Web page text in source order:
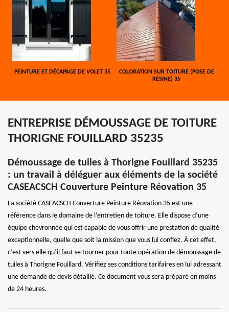
PEINTURE ET DÉCAPAGE DE VOLET 35
COLORATION SUR TOITURE (POSE DE
RÉSINE) 35
ENTREPRISE DÉMOUSSAGE DE TOITURE
THORIGNE FOUILLARD 35235
Démoussage de tuiles à Thorigne Fouillard 35235
: un travail à déléguer aux éléments de la société
CASEACSCH Couverture Peinture Réovation 35
La société CASEACSCH Couverture Peinture Réovation 35 est une
référence dans le domaine de l’entretien de toiture. Elle dispose d’une
équipe chevronnée qui est capable de vous offrir une prestation de qualité
exceptionnelle, quelle que soit la mission que vous lui confiez. À cet effet,
c’est vers elle qu’il faut se tourner pour toute opération de démoussage de
tuiles à Thorigne Fouillard. Vérifiez ses conditions tarifaires en lui adressant
une demande de devis détaillé. Ce document vous sera préparé en moins
de 24 heures.